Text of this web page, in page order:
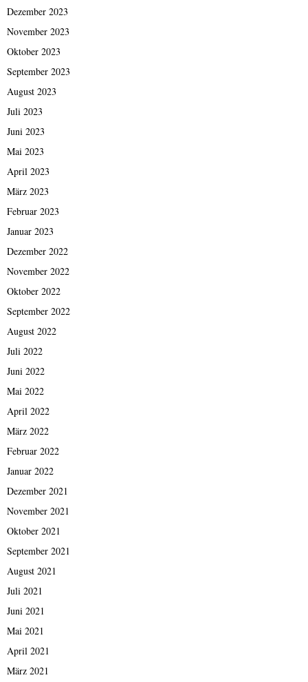
Dezember 2023
November 2023
Oktober 2023
September 2023
August 2023
Juli 2023
Juni 2023
Mai 2023
April 2023
März 2023
Februar 2023
Januar 2023
Dezember 2022
November 2022
Oktober 2022
September 2022
August 2022
Juli 2022
Juni 2022
Mai 2022
April 2022
März 2022
Februar 2022
Januar 2022
Dezember 2021
November 2021
Oktober 2021
September 2021
August 2021
Juli 2021
Juni 2021
Mai 2021
April 2021
März 2021